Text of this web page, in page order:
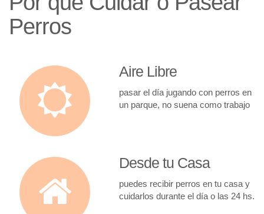
Perros
Aire Libre
pasar el día jugando con perros en
un parque, no suena como trabajo
Desde tu Casa
puedes recibir perros en tu casa y
cuidarlos durante el día o las 24 hs.